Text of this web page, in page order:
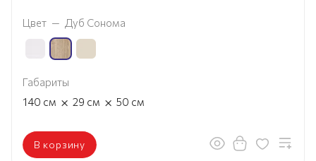
Цвет — Дуб Сонома
Габариты
140 см × 29 см × 50 см
В корзину